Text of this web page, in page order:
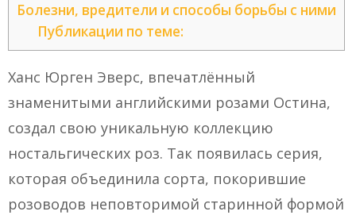
Болезни, вредители и способы борьбы с ними
Публикации по теме:
Ханс Юрген Эверс, впечатлённый
знаменитыми английскими розами Остина,
создал свою уникальную коллекцию
ностальгических роз. Так появилась серия,
которая объединила сорта, покорившие
розоводов неповторимой старинной формой